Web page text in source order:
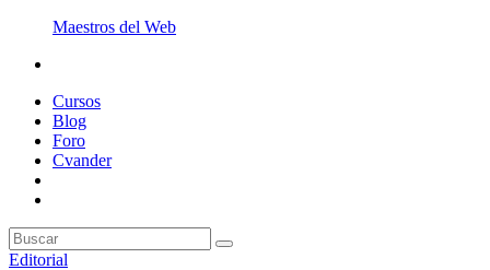
Maestros del Web
Cursos
Blog
Foro
Cvander
Editorial